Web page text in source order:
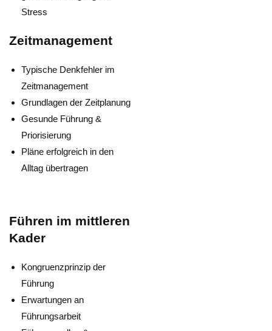
Stress
Zeitmanagement
Typische Denkfehler im
Zeitmanagement
Grundlagen der Zeitplanung
Gesunde Führung &
Priorisierung
Pläne erfolgreich in den
Alltag übertragen
Führen im mittleren
Kader
Kongruenzprinzip der
Führung
Erwartungen an
Führungsarbeit